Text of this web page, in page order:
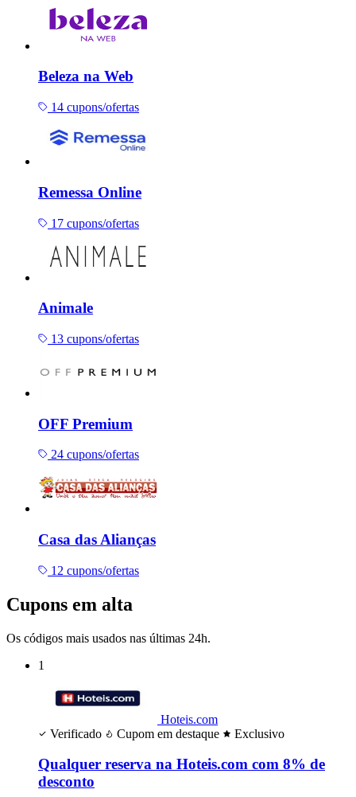
Beleza na Web
14 cupons/ofertas
Remessa Online
17 cupons/ofertas
Animale
13 cupons/ofertas
OFF Premium
24 cupons/ofertas
Casa das Alianças
12 cupons/ofertas
Cupons em alta
Os códigos mais usados nas últimas 24h.
1
Hoteis.com
Verificado
Cupom em destaque Exclusivo
Qualquer reserva na Hoteis.com com 8% de
desconto